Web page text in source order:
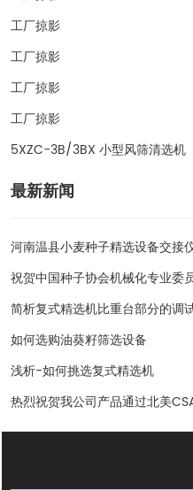
工厂掠影
工厂掠影
工厂掠影
工厂掠影
5XZC-3B/3BX 小型风筛清选机
最新新闻
河南温县小麦种子精选设备交接
祝贺中国种子协会机械化专业委
简析复式精选机比重台部分的调
如何选购油葵籽筛选设备
浅析-如何挑选复式精选机
热烈祝贺我公司产品通过北美